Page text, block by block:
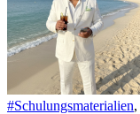
#Schulungsmaterialien,